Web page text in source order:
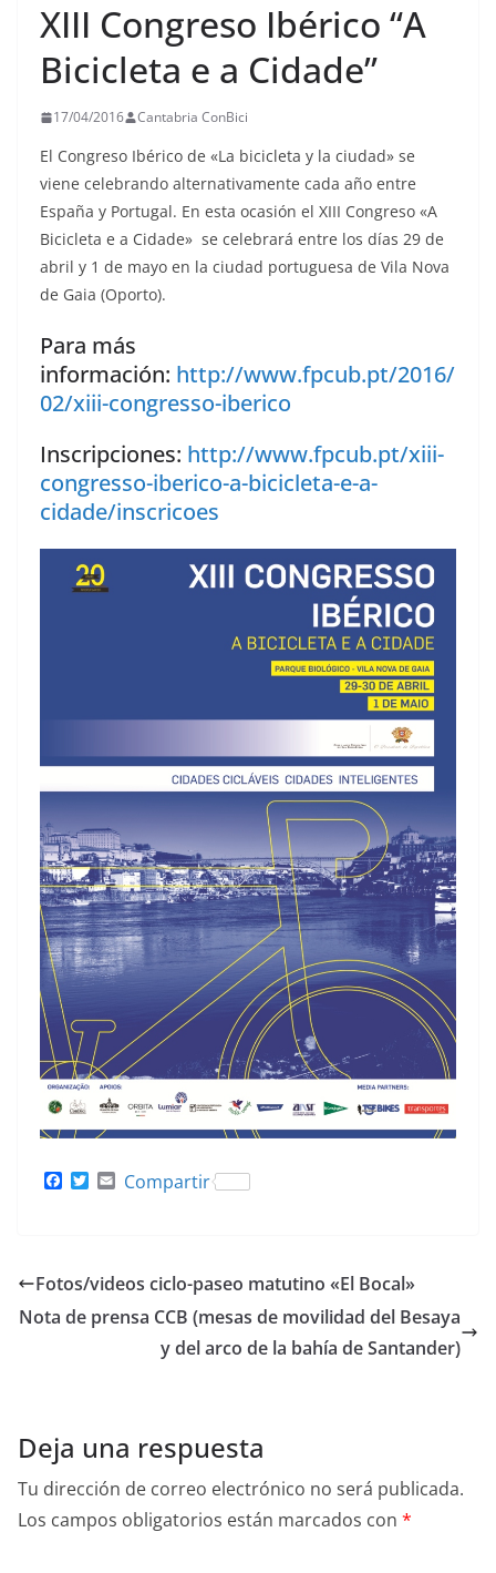
XIII Congreso Ibérico “A
Bicicleta e a Cidade”
17/04/2016 Cantabria ConBici
El Congreso Ibérico de «La bicicleta y la ciudad» se
viene celebrando alternativamente cada año entre
España y Portugal. En esta ocasión el XIII Congreso «A
Bicicleta e a Cidade» se celebrará entre los días 29 de
abril y 1 de mayo en la ciudad portuguesa de Vila Nova
de Gaia (Oporto).
Para más
información: http://www.fpcub.pt/2016/
02/xiii-congresso-iberico
Inscripciones: http://www.fpcub.pt/xiii-
congresso-iberico-a-bicicleta-e-a-
cidade/inscricoes
o
T
r
Compartir
Fotos/videos ciclo-paseo matutino «El Bocal»
Nota de prensa CCB (mesas de movilidad del Besaya
y del arco de la bahía de Santander)
Deja una respuesta
Tu dirección de correo electrónico no será publicada.
Los campos obligatorios están marcados con *